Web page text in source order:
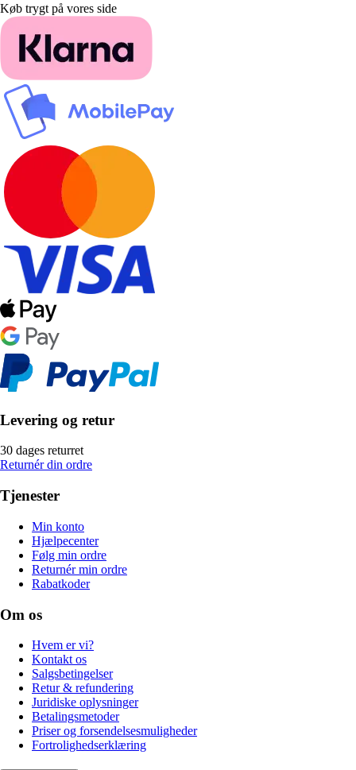
Køb trygt på vores side
Levering og retur
30 dages returret
Returnér din ordre
Tjenester
Min konto
Hjælpecenter
Følg min ordre
Returnér min ordre
Rabatkoder
Om os
Hvem er vi?
Kontakt os
Salgsbetingelser
Retur & refundering
Juridiske oplysninger
Betalingsmetoder
Priser og forsendelsesmuligheder
Fortrolighedserklæring